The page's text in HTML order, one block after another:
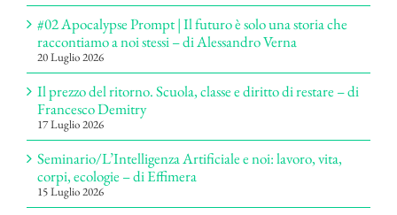
#02 Apocalypse Prompt | Il futuro è solo una storia che
raccontiamo a noi stessi – di Alessandro Verna
20 Luglio 2026
Il prezzo del ritorno. Scuola, classe e diritto di restare – di
Francesco Demitry
17 Luglio 2026
Seminario/L’Intelligenza Artificiale e noi: lavoro, vita,
corpi, ecologie – di Effimera
15 Luglio 2026